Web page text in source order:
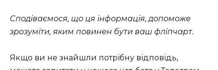
Сподіваємося, що ця інформація, допоможе
зрозуміти, яким повинен бути ваш фліпчарт.
Якщо ви не знайшли потрібну відповідь,